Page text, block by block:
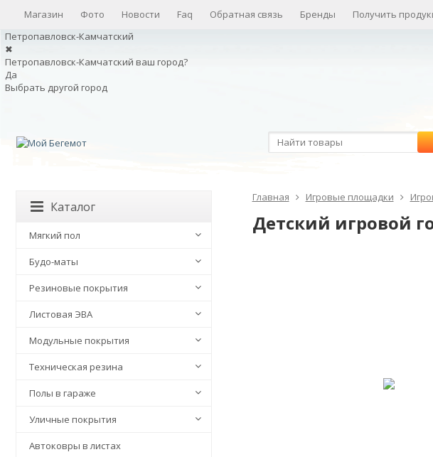
Магазин Фото Новости Faq Обратная связь Бренды Получить
Петропавловск-Камчатский
✖
Петропавловск-Камчатский ваш город?
Да
Выбрать другой город
Главная Игровые площадки
Детский игровой
Каталог
Мягкий пол
Будо-маты
Резиновые покрытия
Листовая ЭВА
Модульные покрытия
Техническая резина
Полы в гараже
Уличные покрытия
Автоковры в листах